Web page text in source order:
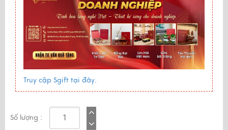
Truy cập Sgift tại đây.
Số lượng :